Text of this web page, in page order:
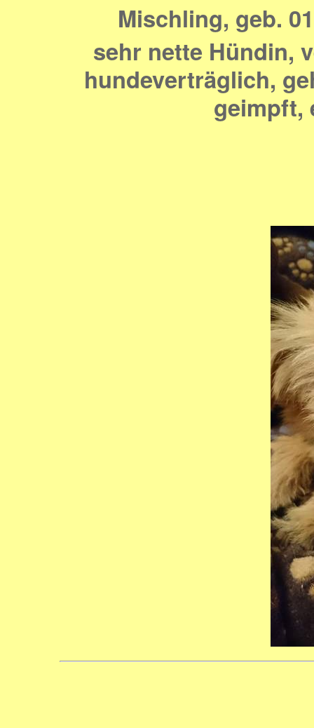
Mischling, geb.
sehr nette Hündin,
hundeverträglich,
geimpft,